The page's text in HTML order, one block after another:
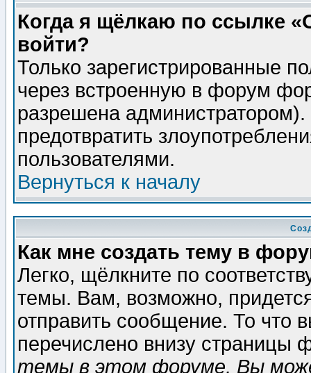
Когда я щёлкаю по ссылке
войти?
Только зарегистрированные
через встроенную в форум
разрешена
предотвратить
пользователями.
Вернуться к началу
Как мне создать тему в
Легко, щёлкните по
темы. Вам, возможно,
отправить сообщение. То что
перечислено внизу страницы
темы в этом форуме, Вы